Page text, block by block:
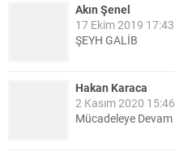
Akın Şenel
17 Ekim 2019 17:43
ŞEYH GALİB
Hakan Karaca
2 Kasım 2020 15:46
Mücadeleye Devam